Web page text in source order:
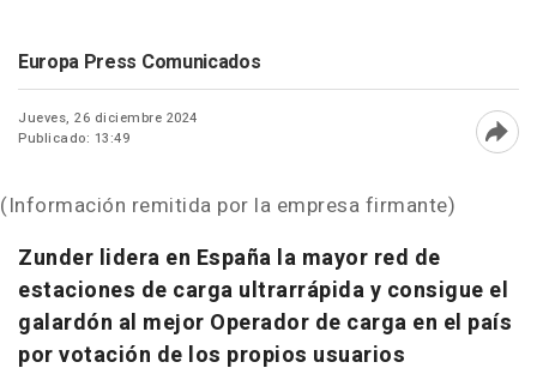
Europa Press Comunicados
Jueves, 26 diciembre 2024
Publicado: 13:49
(Información remitida por la empresa firmante)
Zunder lidera en España la mayor red de
estaciones de carga ultrarrápida y consigue el
galardón al mejor Operador de carga en el país
por votación de los propios usuarios